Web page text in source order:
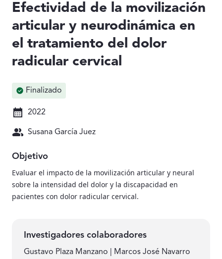
Efectividad de la movilización
articular y neurodinámica en
el tratamiento del dolor
radicular cervical
Finalizado
2022
Susana García Juez
Objetivo
Evaluar el impacto de la movilización articular y neural
sobre la intensidad del dolor y la discapacidad en
pacientes con dolor radicular cervical.
Investigadores colaboradores
Gustavo Plaza Manzano | Marcos José Navarro